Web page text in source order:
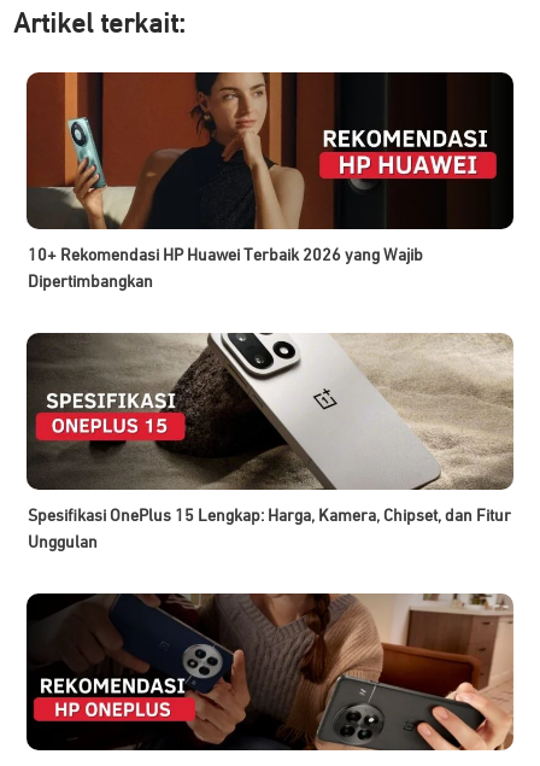
Artikel terkait:
10+ Rekomendasi HP Huawei Terbaik 2026 yang Wajib
Dipertimbangkan
Spesifikasi OnePlus 15 Lengkap: Harga, Kamera, Chipset, dan Fitur
Unggulan